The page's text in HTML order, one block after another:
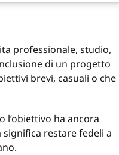
professionale, studio,
di un progetto
brevi, casuali o che
ha ancora
restare fedeli a